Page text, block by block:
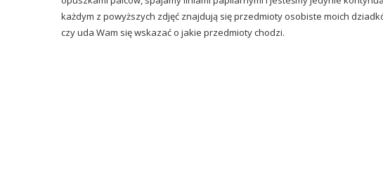
każdym z powyższych zdjęć znajdują się przedmioty osobiste moich
czy uda Wam się wskazać o jakie przedmioty chodzi.